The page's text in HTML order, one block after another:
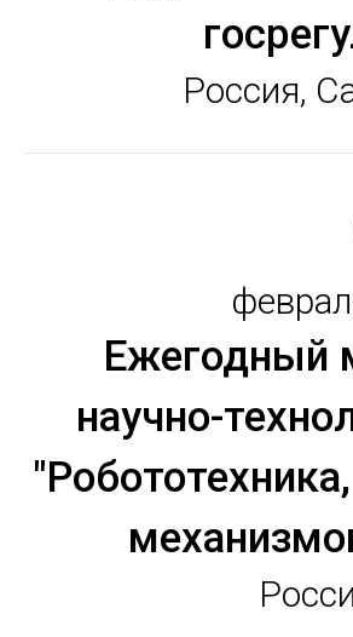
Россия,
Ежегодный
научно-